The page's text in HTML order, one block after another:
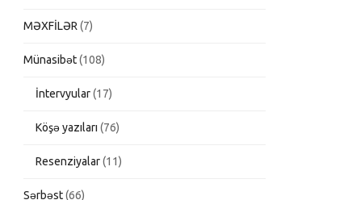
MƏXFİLƏR (7)
Münasibət(108)
İntervyular(17)
Köşə yazıları (76)
Resenziyalar(11)
Sərbəst(66)